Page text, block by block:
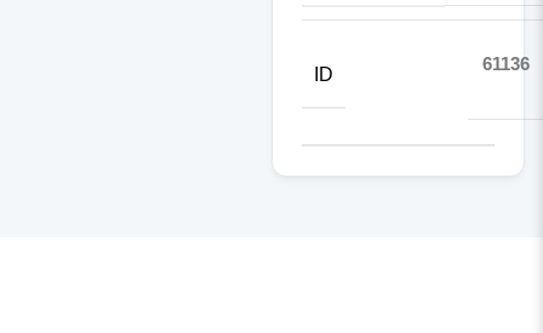
ID
61136